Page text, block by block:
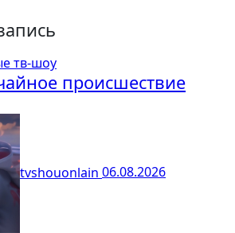
тв-шоу
происшествие
tvshouonlain 06.08.2026